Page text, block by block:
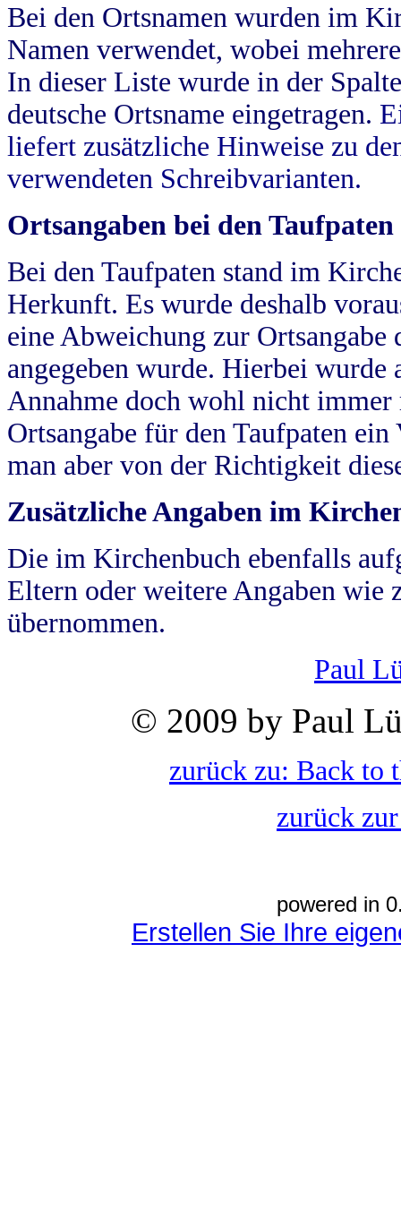
Bei den Ortsnamen wurden im
Namen verwendet, wobei
In dieser Liste wurde in der
deutsche Ortsname eingetragen.
liefert zusätzliche Hinweise zu
verwendeten Schreibvarianten.
Ortsangaben bei den Taufpaten
Bei den Taufpaten stand im
Herkunft. Es wurde deshalb
eine Abweichung zur
angegeben wurde. Hierbei wurde
Annahme doch wohl nicht
Ortsangabe für den Taufpaten
man aber von der Richtigkeit
Zusätzliche Angaben im
Die im Kirchenbuch ebenfalls
Eltern oder weitere Angaben wie
übernommen.
Paul
© 2009 by Paul
zurück zu: Back to
zurück
powered in
Erstellen Sie Ihre